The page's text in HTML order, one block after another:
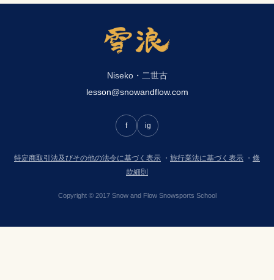
Niseko・二世古
lesson@snowandflow.com
f ig
特定商取引法及びその他の法令に基づく表示 ・ 旅行業法に基づく表示 ・ 條
款細則
Copyright © 2017 Snow and Flow Snowsports School